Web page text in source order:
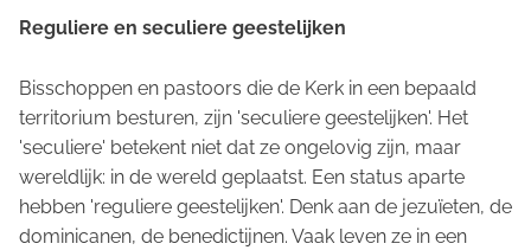
Reguliere en seculiere geestelijken
Bisschoppen en pastoors die de Kerk in een bepaald
territorium besturen, zijn 'seculiere geestelijken'. Het
'seculiere' betekent niet dat ze ongelovig zijn, maar
wereldlijk: in de wereld geplaatst. Een status aparte
hebben 'reguliere geestelijken'. Denk aan de jezuïeten, de
dominicanen, de benedictijnen. Vaak leven ze in een